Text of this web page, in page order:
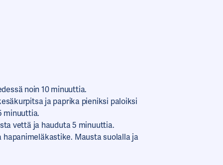
noin 10 minuuttia.
ja paprika pieniksi paloiksi
minuuttia.
vettä ja hauduta 5 minuuttia.
Mausta suolalla ja